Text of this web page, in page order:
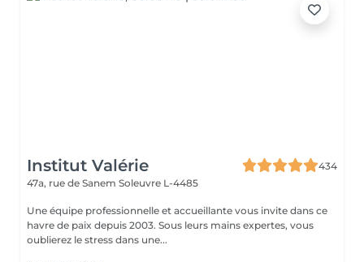
Institut Valérie
434
47a, rue de Sanem Soleuvre L-4485
Une équipe professionnelle et accueillante vous invite dans ce
havre de paix depuis 2003. Sous leurs mains expertes, vous
oublierez le stress dans une...